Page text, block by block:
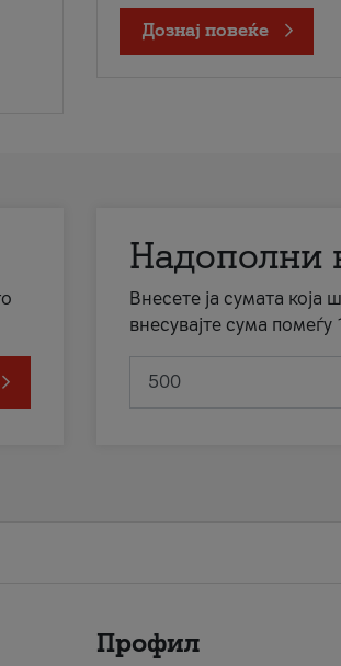
Дознај повеќе
Надополни
Внесете ја сумата
внесувајте сума
Профил